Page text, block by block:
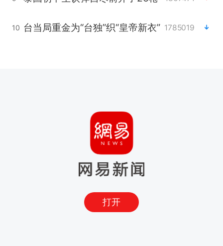
10 台当局重金为“台独”织“皇帝新衣” 1785019
打开